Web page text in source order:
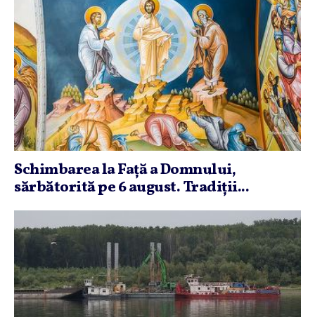
Schimbarea la Faţă a Domnului,
sărbătorită pe 6 august. Tradiţii...